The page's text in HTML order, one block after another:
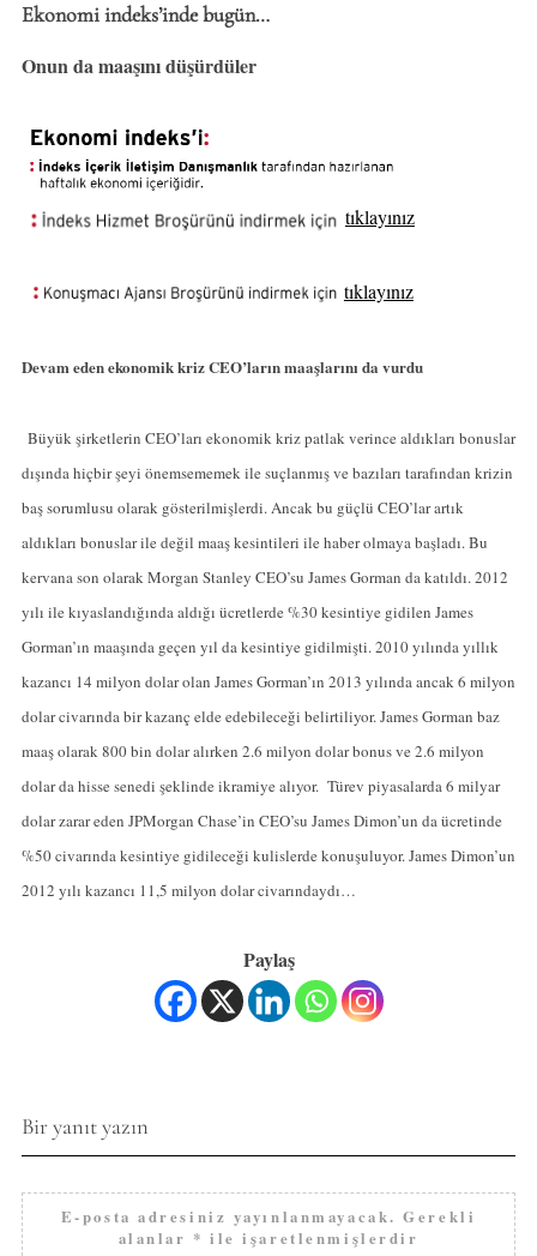
Ekonomi indeks’inde bugün…
Onun da maaşını düşürdüler
tıklayınız
tıklayınız
Devam eden ekonomik kriz CEO’ların maaşlarını da vurdu
Büyük şirketlerin CEO’ları ekonomik kriz patlak verince aldıkları bonuslar
dışında hiçbir şeyi önemsememek ile suçlanmış ve bazıları tarafından krizin
baş sorumlusu olarak gösterilmişlerdi. Ancak bu güçlü CEO’lar artık
aldıkları bonuslar ile değil maaş kesintileri ile haber olmaya başladı. Bu
kervana son olarak Morgan Stanley CEO’su James Gorman da katıldı. 2012
yılı ile kıyaslandığında aldığı ücretlerde %30 kesintiye gidilen James
Gorman’ın maaşında geçen yıl da kesintiye gidilmişti. 2010 yılında yıllık
kazancı 14 milyon dolar olan James Gorman’ın 2013 yılında ancak 6 milyon
dolar civarında bir kazanç elde edebileceği belirtiliyor. James Gorman baz
maaş olarak 800 bin dolar alırken 2.6 milyon dolar bonus ve 2.6 milyon
dolar da hisse senedi şeklinde ikramiye alıyor. Türev piyasalarda 6 milyar
dolar zarar eden JPMorgan Chase’in CEO’su James Dimon’un da ücretinde
%50 civarında kesintiye gidileceği kulislerde konuşuluyor. James Dimon’un
2012 yılı kazancı 11,5 milyon dolar civarındaydı…
Paylaş
Bir yanıt yazın
E-posta adresiniz yayınlanmayacak. Gerekli
alanlar * ile işaretlenmişlerdir